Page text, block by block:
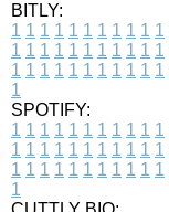
BITLY:
1 1 1 1 1 1 1 1 1 1 1
1 1 1 1 1 1 1 1 1 1 1
1 1 1 1 1 1 1 1 1 1 1
1
SPOTIFY:
1 1 1 1 1 1 1 1 1 1 1
1 1 1 1 1 1 1 1 1 1 1
1 1 1 1 1 1 1 1 1 1 1
1